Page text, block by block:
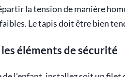
la tension de manière
Le tapis doit être bien
éléments de sécurité